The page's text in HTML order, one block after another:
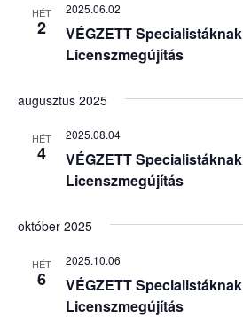
HÉT
2
VÉGZETT
Licenszmegújítás
2025.06.02
augusztus 2025
HÉT
4
VÉGZETT
Licenszmegújítás
2025.08.04
október 2025
HÉT
6
VÉGZETT
Licenszmegújítás
2025.10.06